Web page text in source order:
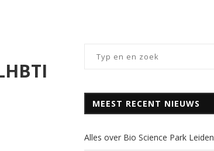
MEEST RECENT NIEUWS
Alles over Bio Science Park Leiden